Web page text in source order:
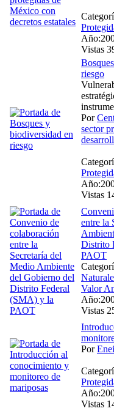
Vistas
riesgo
Por
sector
Vistas
entre la
Distrito
PAOT
Valor
Vistas
Por
Vistas